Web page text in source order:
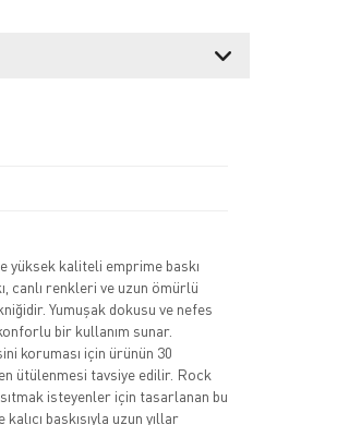
yüksek kaliteli emprime baskı
canlı renkleri ve uzun ömürlü
Yumuşak dokusu ve nefes
bir kullanım sunar.
koruması için ürünün 30
ütülenmesi tavsiye edilir. Rock
isteyenler için tasarlanan bu
baskısıyla uzun yıllar